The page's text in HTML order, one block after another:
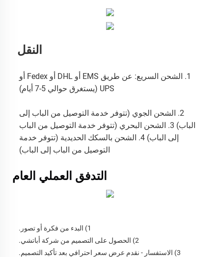
النقل
UPS (يستغرق حوالي 5-7 أيام)
التوصيل من الباب إلى الباب)
التدفق العملي العام
1) البدء من فكرة أو تصور.
2) الحصول على التصميم من شركة أباتشي.
3) الاستفسار - نقدم عرض سعر احترافي بعد تأكيد التصميم.